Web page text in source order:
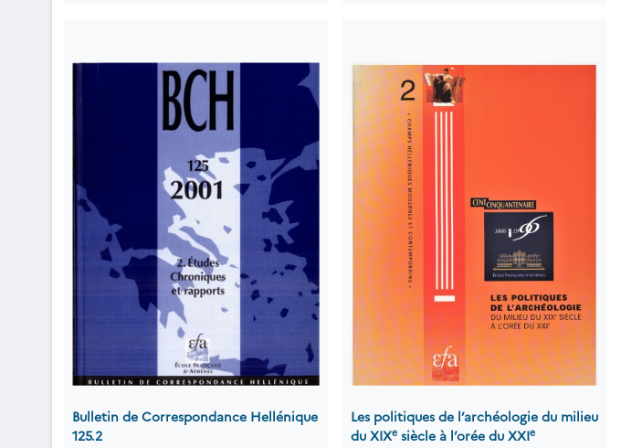
Bulletin de Correspondance Hellénique
125.2
Les politiques de l’archéologie du milieu
du XIXe siècle à l’orée du XXIe